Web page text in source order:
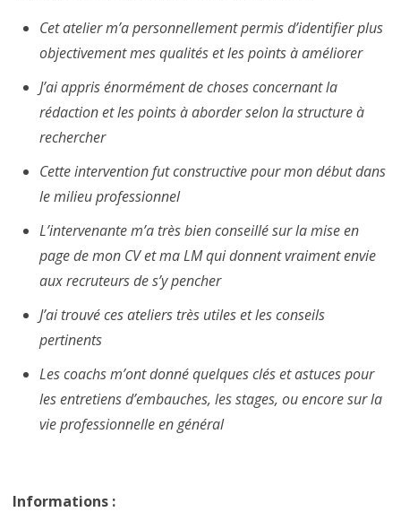
Cet atelier m’a personnellement permis d’identifier plus
objectivement mes qualités et les points à améliorer
J’ai appris énormément de choses concernant la
rédaction et les points à aborder selon la structure à
rechercher
Cette intervention fut constructive pour mon début dans
le milieu professionnel
L’intervenante m’a très bien conseillé sur la mise en
page de mon CV et ma LM qui donnent vraiment envie
aux recruteurs de s’y pencher
J’ai trouvé ces ateliers très utiles et les conseils
pertinents
Les coachs m’ont donné quelques clés et astuces pour
les entretiens d’embauches, les stages, ou encore sur la
vie professionnelle en général
Informations :